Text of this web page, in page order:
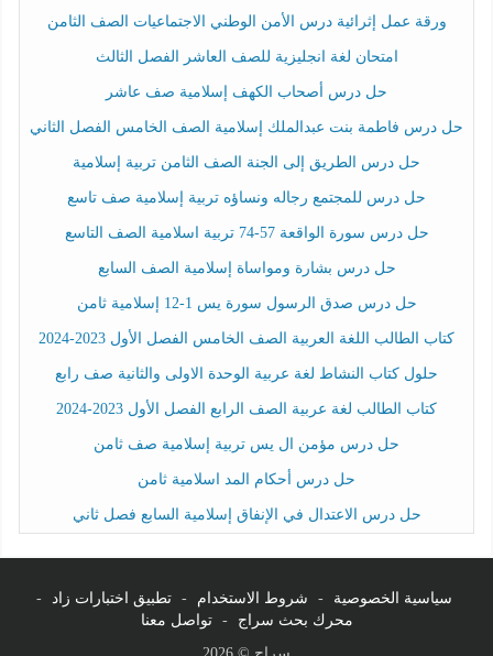
ورقة عمل إثرائية درس الأمن الوطني الاجتماعيات الصف الثامن
امتحان لغة انجليزية للصف العاشر الفصل الثالث
حل درس أصحاب الكهف إسلامية صف عاشر
حل درس فاطمة بنت عبدالملك إسلامية الصف الخامس الفصل الثاني
حل درس الطريق إلى الجنة الصف الثامن تربية إسلامية
حل درس للمجتمع رجاله ونساؤه تربية إسلامية صف تاسع
حل درس سورة الواقعة 57-74 تربية اسلامية الصف التاسع
حل درس بشارة ومواساة إسلامية الصف السابع
حل درس صدق الرسول سورة يس 1-12 إسلامية ثامن
كتاب الطالب اللغة العربية الصف الخامس الفصل الأول 2023-2024
حلول كتاب النشاط لغة عربية الوحدة الاولى والثانية صف رابع
كتاب الطالب لغة عربية الصف الرابع الفصل الأول 2023-2024
حل درس مؤمن ال يس تربية إسلامية صف ثامن
حل درس أحكام المد اسلامية ثامن
حل درس الاعتدال في الإنفاق إسلامية السابع فصل ثاني
سياسية الخصوصية - شروط الاستخدام - تطبيق اختبارات زاد
-
محرك بحث سراج
-
تواصل معنا